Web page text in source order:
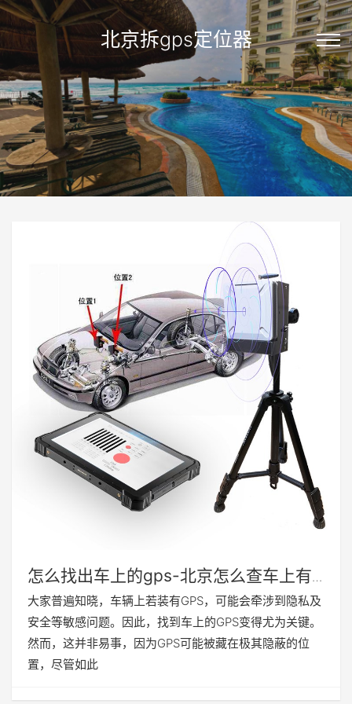
北京拆gps定位器
怎么找出车上的gps-北京怎么查车上有
没有gps
大家普遍知晓，车辆上若装有GPS，可能会牵涉到隐私及
安全等敏感问题。因此，找到车上的GPS变得尤为关键。
然而，这并非易事，因为GPS可能被藏在极其隐蔽的位
置，尽管如此